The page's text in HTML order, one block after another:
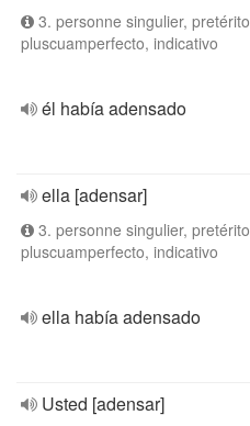
3. personne singulier, pretérito
pluscuamperfecto, indicativo
él había adensado
ella [adensar]
3. personne singulier, pretérito
pluscuamperfecto, indicativo
ella había adensado
Usted [adensar]